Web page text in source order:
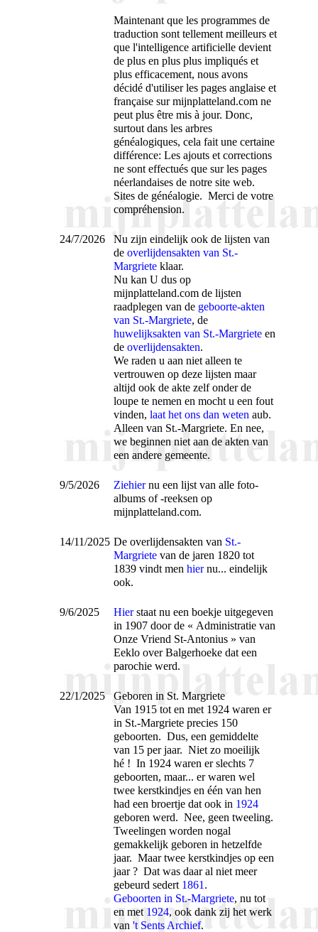
Maintenant que les programmes de
traduction sont tellement meilleurs et
que l'intelligence artificielle devient
de plus en plus plus impliqués et
plus efficacement, nous avons
décidé d'utiliser les pages anglaise et
française sur mijnplatteland.com ne
peut plus être mis à jour. Donc,
surtout dans les arbres
généalogiques, cela fait une certaine
différence: Les ajouts et corrections
ne sont effectués que sur les pages
néerlandaises de notre site web.
Sites de généalogie. Merci de votre
compréhension.
24/7/2026
Nu zijn eindelijk ook de lijsten van
de overlijdensakten van St.-
Margrieteklaar.
Nu kan U dus op
mijnplatteland.com de lijsten
raadplegen van de geboorte-akten
van St.-Margriete, de
huwelijksakten van St.-Margrieteen
de overlijdensakten.
We raden u aan niet alleen te
vertrouwen op deze lijsten maar
altijd ook de akte zelf onder de
loupe te nemen en mocht u een fout
vinden, laat het ons dan weten aub.
Alleen van St.-Margriete. En nee,
we beginnen niet aan de akten van
een andere gemeente.
9/5/2026 Ziehiernu een lijst van alle foto-
albums of -reeksen op
mijnplatteland.com.
14/11/2025 De overlijdensakten van St.-
Margrietevan de jaren 1820 tot
1839 vindt men hiernu... eindelijk
ook.
9/6/2025 Hierstaat nu een boekje uitgegeven
in 1907 door de « Administratie van
Onze Vriend St-Antonius » van
Eeklo over Balgerhoeke dat een
parochie werd.
22/1/2025
Geboren in St. Margriete
Van 1915 tot en met 1924 waren er
in St.-Margriete precies 150
geboorten. Dus, een gemiddelte
van 15 per jaar. Niet zo moeilijk
hé ! In 1924 waren er slechts 7
geboorten, maar... er waren wel
twee kerstkindjes en één van hen
had een broertje dat ook in 1924
geboren werd. Nee, geen tweeling.
Tweelingen worden nogal
gemakkelijk geboren in hetzelfde
jaar. Maar twee kerstkindjes op een
jaar ? Dat was daar al niet meer
gebeurd sedert 1861 .
Geboorten in St.-Margriete, nu tot
en met 1924, ook dank zij het werk
van 't Sents Archief.